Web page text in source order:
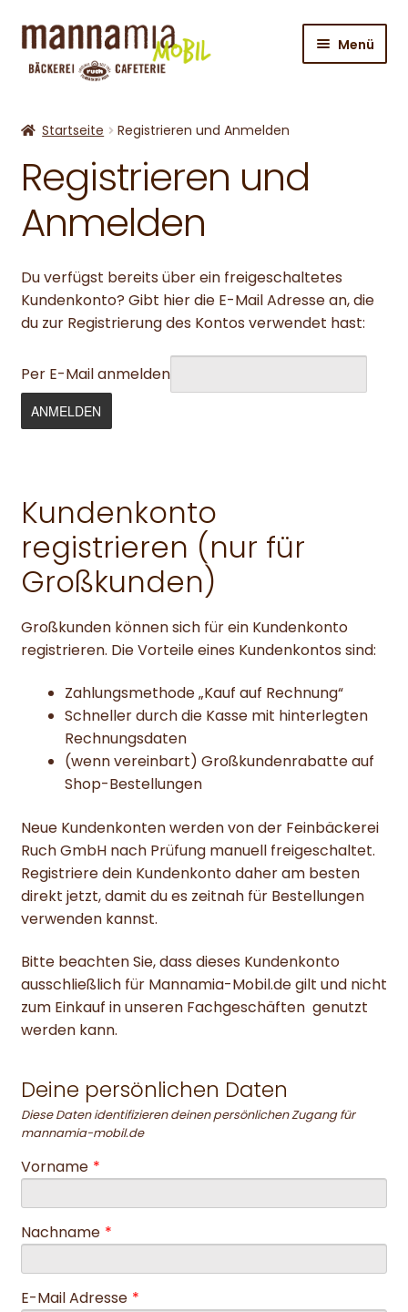
Zur
Navigation
springen
Zum
Inhalt
springen
Menü
Home
Registrieren und Anmelden
Kontakt
Startseite Registrieren und Anmelden
Registrieren und
Anmelden
Du verfügst bereits über ein freigeschaltetes
Kundenkonto? Gibt hier die E-Mail Adresse an, die
du zur Registrierung des Kontos verwendet hast:
Per E-Mail anmelden
Kundenkonto
registrieren (nur für
Großkunden)
Großkunden können sich für ein Kundenkonto
registrieren. Die Vorteile eines Kundenkontos sind:
Zahlungsmethode „Kauf auf Rechnung“
Schneller durch die Kasse mit hinterlegten
Rechnungsdaten
(wenn vereinbart) Großkundenrabatte auf
Shop-Bestellungen
Neue Kundenkonten werden von der Feinbäckerei
Ruch GmbH nach Prüfung manuell freigeschaltet.
Registriere dein Kundenkonto daher am besten
direkt jetzt, damit du es zeitnah für Bestellungen
verwenden kannst.
Bitte beachten Sie, dass dieses Kundenkonto
ausschließlich für Mannamia-Mobil.de gilt und nicht
zum Einkauf in unseren Fachgeschäften genutzt
werden kann.
Deine persönlichen Daten
Diese Daten identifizieren deinen persönlichen Zugang für
mannamia-mobil.de
Vorname *
Nachname *
E-Mail Adresse *